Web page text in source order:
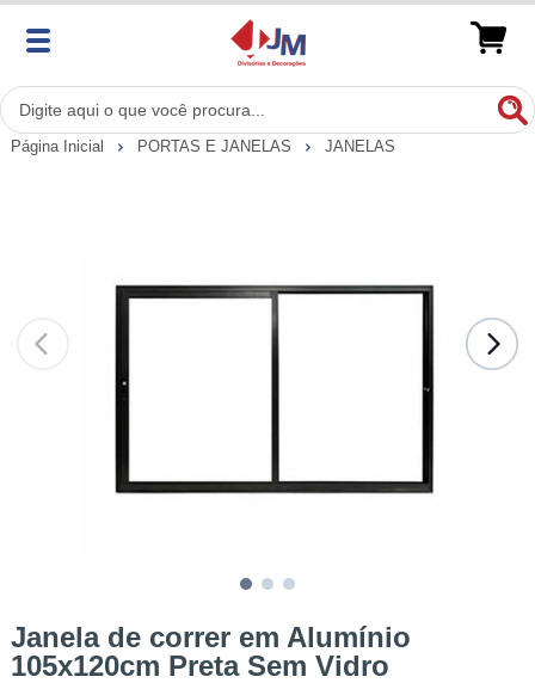
Página Inicial PORTAS E JANELAS JANELAS
Janela de correr em Alumínio
105x120cm Preta Sem Vidro